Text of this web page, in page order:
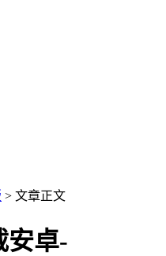
> 文章正文
安卓-